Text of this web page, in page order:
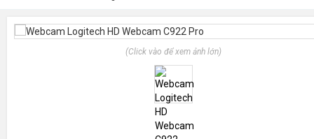
(Click vào để xem ảnh lớn)